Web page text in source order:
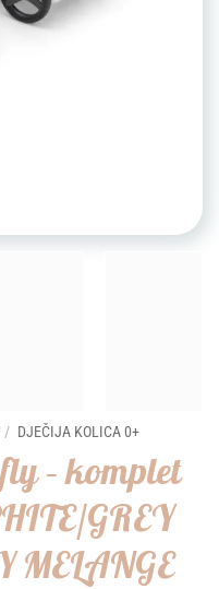
/ DJEČIJA KOLICA 0+
– komplet
GREY
MELANGE